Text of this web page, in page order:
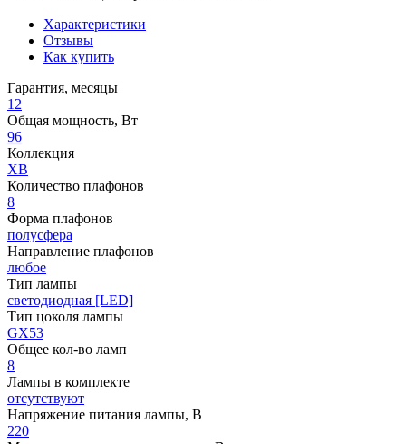
Характеристики
Отзывы
Как купить
Гарантия, месяцы
12
Общая мощность, Вт
96
Коллекция
XB
Количество плафонов
8
Форма плафонов
полусфера
Направление плафонов
любое
Тип лампы
светодиодная [LED]
Тип цоколя лампы
GX53
Общее кол-во ламп
8
Лампы в комплекте
отсутствуют
Напряжение питания лампы, В
220